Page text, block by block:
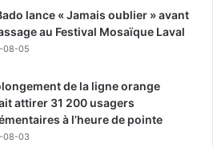
Diplômée de l’école Horizon-
aspects techniques de la
Laval, Rosalie souhaite
de sa ville natale à travers
simple chanson ; c’est une
lance « Jamais oublier » avant
au Festival Mosaïque Laval
08-05
de la ligne orange
attirer 31 200 usagers
à l’heure de pointe
08-03